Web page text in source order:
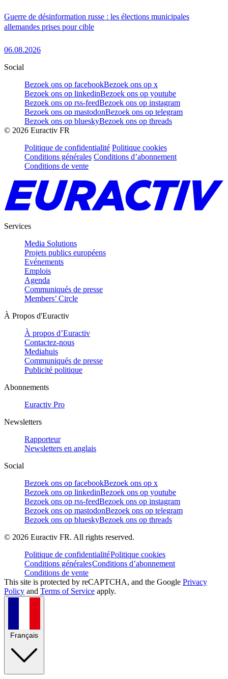
Guerre de désinformation russe : les élections municipales
allemandes prises pour cible
06.08.2026
Social
Bezoek ons op facebookBezoek ons op x
Bezoek ons op linkedinBezoek ons op youtube
Bezoek ons op rss-feedBezoek ons op instagram
Bezoek ons op mastodonBezoek ons op telegram
Bezoek ons op blueskyBezoek ons op threads
© 2026 Euractiv FR
Politique de confidentialité Politique cookies
Conditions générales Conditions d’abonnement
Conditions de vente
Services
Media Solutions
Projets publics européens
Evénements
Emplois
Agenda
Communiqués de presse
Members’ Circle
À Propos d'Euractiv
À propos d’Euractiv
Contactez-nous
Mediahuis
Communiqués de presse
Publicité politique
Abonnements
Euractiv Pro
Newsletters
Rapporteur
Newsletters en anglais
Social
Bezoek ons op facebookBezoek ons op x
Bezoek ons op linkedinBezoek ons op youtube
Bezoek ons op rss-feedBezoek ons op instagram
Bezoek ons op mastodonBezoek ons op telegram
Bezoek ons op blueskyBezoek ons op threads
© 2026 Euractiv FR. All rights reserved.
Politique de confidentialitéPolitique cookies
Conditions généralesConditions d’abonnement
Conditions de vente
This site is protected by reCAPTCHA, and the Google Privacy
Policy and Terms of Service apply.
Français